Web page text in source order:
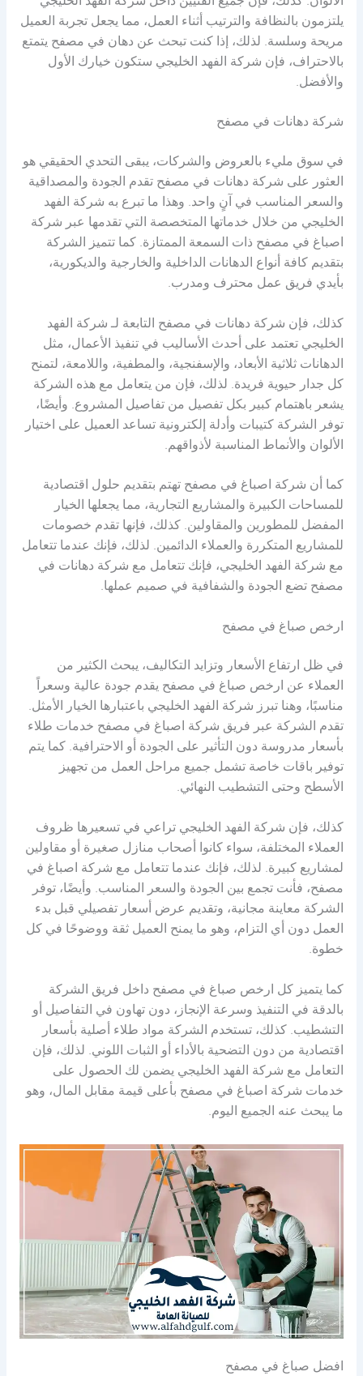
الألوان. كذلك، فإن جميع الفنيين داخل شركة الفهد الخليجي
يلتزمون بالنظافة والترتيب أثناء العمل، مما يجعل تجربة العميل
مريحة وسلسة. لذلك، إذا كنت تبحث عن دهان في مصفح يتمتع
بالاحتراف، فإن شركة الفهد الخليجي ستكون خيارك الأول
والأفضل.
شركة دهانات في مصفح
في سوق مليء بالعروض والشركات، يبقى التحدي الحقيقي هو
العثور على شركة دهانات في مصفح تقدم الجودة والمصداقية
والسعر المناسب في آنٍ واحد. وهذا ما تبرع به شركة الفهد
الخليجي من خلال خدماتها المتخصصة التي تقدمها عبر شركة
اصباغ في مصفح ذات السمعة الممتازة. كما تتميز الشركة
بتقديم كافة أنواع الدهانات الداخلية والخارجية والديكورية،
بأيدي فريق عمل محترف ومدرب.
كذلك، فإن شركة دهانات في مصفح التابعة لـ شركة الفهد
الخليجي تعتمد على أحدث الأساليب في تنفيذ الأعمال، مثل
الدهانات ثلاثية الأبعاد، والإسفنجية، والمطفية، واللامعة، لتمنح
كل جدار حيوية فريدة. لذلك، فإن من يتعامل مع هذه الشركة
يشعر باهتمام كبير بكل تفصيل من تفاصيل المشروع. وأيضًا،
توفر الشركة كتيبات وأدلة إلكترونية تساعد العميل على اختيار
الألوان والأنماط المناسبة لأذواقهم.
كما أن شركة اصباغ في مصفح تهتم بتقديم حلول اقتصادية
للمساحات الكبيرة والمشاريع التجارية، مما يجعلها الخيار
المفضل للمطورين والمقاولين. كذلك، فإنها تقدم خصومات
للمشاريع المتكررة والعملاء الدائمين. لذلك، فإنك عندما تتعامل
مع شركة الفهد الخليجي، فإنك تتعامل مع شركة دهانات في
مصفح تضع الجودة والشفافية في صميم عملها.
ارخص صباغ في مصفح
في ظل ارتفاع الأسعار وتزايد التكاليف، يبحث الكثير من
العملاء عن ارخص صباغ في مصفح يقدم جودة عالية وسعراً
مناسبًا، وهنا تبرز شركة الفهد الخليجي باعتبارها الخيار الأمثل.
تقدم الشركة عبر فريق شركة اصباغ في مصفح خدمات طلاء
بأسعار مدروسة دون التأثير على الجودة أو الاحترافية. كما يتم
توفير باقات خاصة تشمل جميع مراحل العمل من تجهيز
الأسطح وحتى التشطيب النهائي.
كذلك، فإن شركة الفهد الخليجي تراعي في تسعيرها ظروف
العملاء المختلفة، سواء كانوا أصحاب منازل صغيرة أو مقاولين
لمشاريع كبيرة. لذلك، فإنك عندما تتعامل مع شركة اصباغ في
مصفح، فأنت تجمع بين الجودة والسعر المناسب. وأيضًا، توفر
الشركة معاينة مجانية، وتقديم عرض أسعار تفصيلي قبل بدء
العمل دون أي التزام، وهو ما يمنح العميل ثقة ووضوحًا في كل
خطوة.
كما يتميز كل ارخص صباغ في مصفح داخل فريق الشركة
بالدقة في التنفيذ وسرعة الإنجاز، دون تهاون في التفاصيل أو
التشطيب. كذلك، تستخدم الشركة مواد طلاء أصلية بأسعار
اقتصادية من دون التضحية بالأداء أو الثبات اللوني. لذلك، فإن
التعامل مع شركة الفهد الخليجي يضمن لك الحصول على
خدمات شركة اصباغ في مصفح بأعلى قيمة مقابل المال، وهو
ما يبحث عنه الجميع اليوم.
افضل صباغ في مصفح